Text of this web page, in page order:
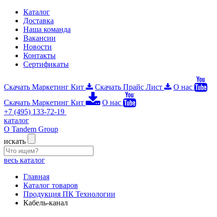
Каталог
Доставка
Наша команда
Вакансии
Новости
Контакты
Сертификаты
Скачать Маркетинг Кит Скачать Прайс Лист
О нас
Скачать Маркетинг Кит
О нас
+7 (495) 133-72-19
каталог
О Tandem Group
искать
весь каталог
Главная
Каталог товаров
Продукция ПК Технологии
Кабель-канал